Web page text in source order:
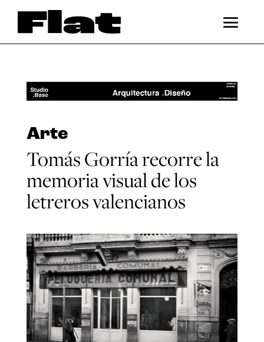
Arte
Tomás Gorría recorre la
memoria visual de los
letreros valencianos